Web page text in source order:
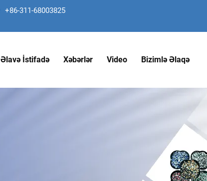
+86-311-68003825
Əlavə İstifadə Xəbərlər Video Bizimlə Əlaqə